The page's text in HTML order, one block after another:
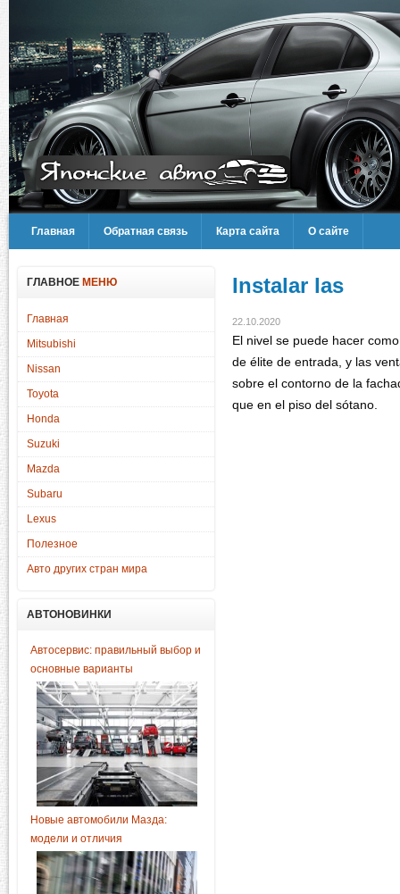
Главная Обратная связь Карта сайта О сайте
ГЛАВНОЕ МЕНЮ
Главная
Mitsubishi
Nissan
Toyota
Honda
Suzuki
Mazda
Subaru
Lexus
Полезное
Авто других стран мира
АВТОНОВИНКИ
Автосервис: правильный выбор и
основные варианты
Новые автомобили Мазда:
модели и отличия
Instalar las
22.10.2020
El nivel se puede hacer
de élite de entrada, y las
sobre el contorno de la
que en el piso del sótano.